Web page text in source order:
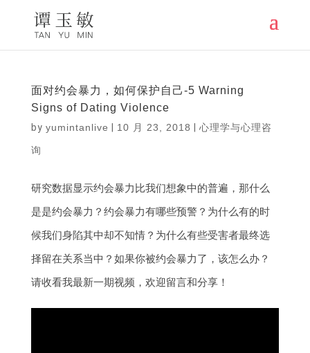
面对约会暴力，如何保护自己-5 Warning
Signs of Dating Violence
by yumintanlive 10 月 23, 2018 心理学与心理咨
询
研究数据显示约会暴力比我们想象中的普遍 ， 那什么
是是约会暴力 ？ 约会暴力有哪些预警？ 为什么有的时
候我们身陷其中却不知情？ 为什么有些受害者最终选
择留在关系当中 ？ 如果你被约会暴力了 ， 该怎么办？
请收看我最新一期视频 ， 欢迎留言和分享！